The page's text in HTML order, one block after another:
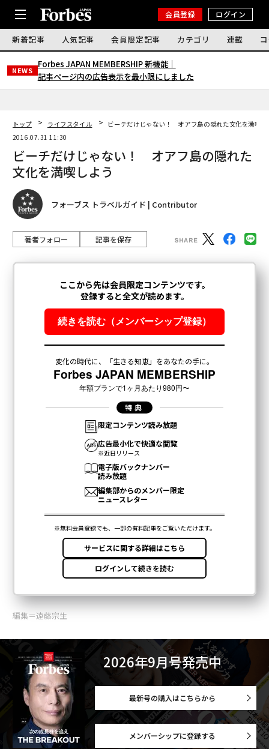
会員登録 ログイン
新着記事 人気記事 会員限定記事 カテゴリ 連載
NEWS
Forbes JAPAN MEMBERSHIP 新機能｜
記事ページ内の広告表示を最小限にしました
トップ ライフスタイル
ビーチだけじゃない！ オアフ島の隠れた文化を満喫し
2016.07.31 11:30
ビーチだけじゃない！ オアフ島の隠れた
文化を満喫しよう
フォーブス トラベルガイド | Contributor
著者フォロー 記事を保存
編集＝遠藤宗生
2026年9月号発売中
最新号の購入はこちらから
メンバーシップに登録する